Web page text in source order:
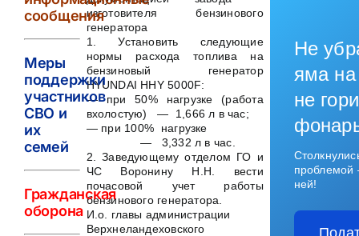
изготовителя бензинового
генератора
1. Установить следующие
нормы расхода топлива на
бензиновый генератор
HYUNDAI HHY 5000F:
— при 50% нагрузке (работа
вхолостую) — 1,666 л в час;
— при 100% нагрузке
— 3,332 л в час.
2. Заведующему отделом ГО и
ЧС Воронину Н.Н. вести
почасовой учет работы
бензинового генератора.
И.о. главы администрации
Верхнеландеховского
сообщения
Меры
поддержки
участников
СВО и
их
семей
Гражданская
оборона
Не
яма на
не
ней!